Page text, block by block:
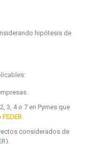
hipótesis de
3, 4 o 7 en Pymes que
FEDER
considerados de